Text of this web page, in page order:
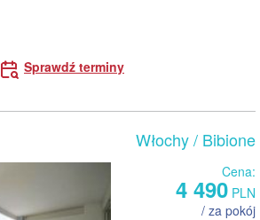
Sprawdź terminy
Włochy/ Bibione
Cena:
4 490 PLN
/ za pokój